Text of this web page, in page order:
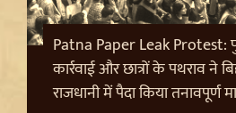
Patna Paper Leak Protest:
कार्रवाई और छात्रों के पथराव ने
राजधानी में पैदा किया तनावपूर्ण